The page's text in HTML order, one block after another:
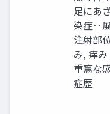
足にあ
染症‥
注射部
み, 痒
重篤な
症歴